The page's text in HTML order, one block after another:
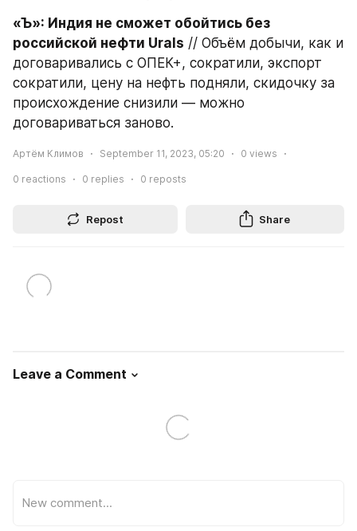
«Ъ»: Индия не сможет обойтись без
российской нефти Urals // Объём добычи, как и
договаривались с ОПЕК+, сократили, экспорт
сократили, цену на нефть подняли, скидочку за
происхождение снизили — можно
договариваться заново.
Артём Климов September 11, 2023, 05:20 0 views
0 reactions 0 replies 0 reposts
Repost Share
Leave a Comment